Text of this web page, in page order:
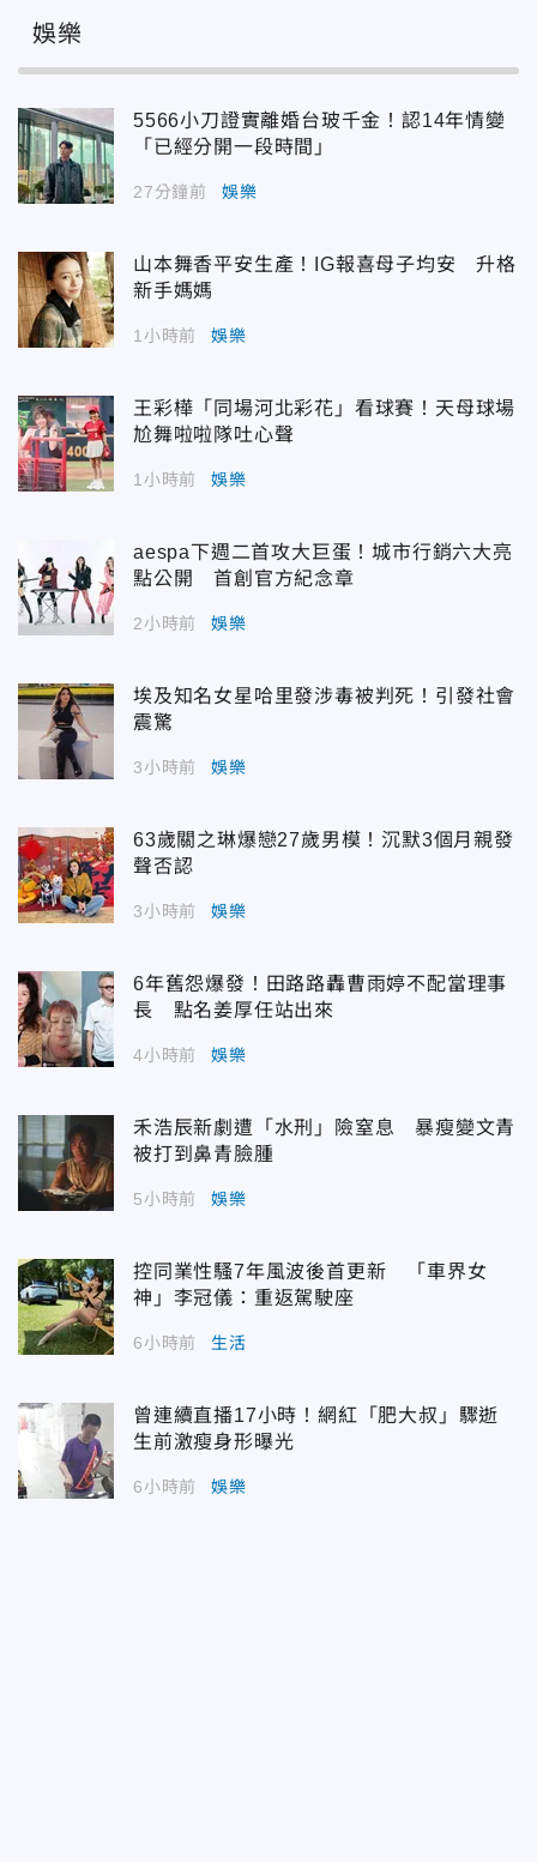
娛樂
5566小刀證實離婚台玻千金！認14年情變
「已經分開一段時間」
27分鐘前 娛樂
山本舞香平安生產！IG報喜母子均安 升格
新手媽媽
1小時前 娛樂
王彩樺「同場河北彩花」看球賽！天母球場
尬舞啦啦隊吐心聲
1小時前 娛樂
aespa下週二首攻大巨蛋！城市行銷六大亮
點公開 首創官方紀念章
2小時前 娛樂
埃及知名女星哈里發涉毒被判死！引發社會
震驚
3小時前 娛樂
63歲關之琳爆戀27歲男模！沉默3個月親發
聲否認
3小時前 娛樂
6年舊怨爆發！田路路轟曹雨婷不配當理事
長 點名姜厚任站出來
4小時前 娛樂
禾浩辰新劇遭「水刑」險窒息 暴瘦變文青
被打到鼻青臉腫
5小時前 娛樂
控同業性騷7年風波後首更新 「車界女
神」李冠儀：重返駕駛座
6小時前 生活
曾連續直播17小時！網紅「肥大叔」驟逝
生前激瘦身形曝光
6小時前 娛樂